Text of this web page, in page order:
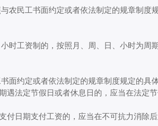
农民工书面约定或者依法制定的规章制度
时工资制的，按照月、周、日、小时为周
面约定或者依法制定的规章制度规定的具
遇法定节假日或者休息日的，应当在法定节
付日期支付工资的，应当在不可抗力消除后